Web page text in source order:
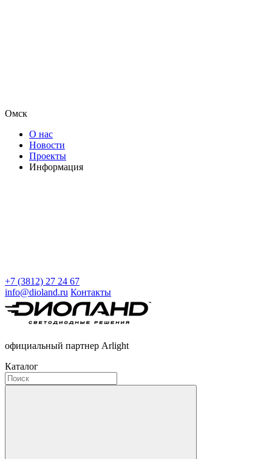
Омск
О нас
Новости
Проекты
Информация
+7 (3812) 27 24 67
info@dioland.ru Контакты
официальный партнер Arlight
Каталог